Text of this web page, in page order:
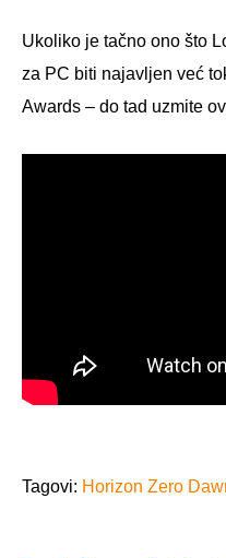
Ukoliko je tačno ono što
za PC biti najavljen već
Awards – do tad uzmite
Tagovi: Horizon Zero